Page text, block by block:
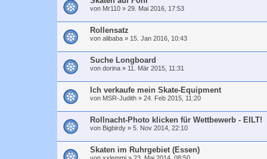
von Mr110 » 29. Mai 2016, 17:53
Rollensatz
von alibaba » 15. Jan 2016, 10:43
Suche Longboard
von dorina » 11. Mär 2015, 11:31
Ich verkaufe mein Skate-Equipment
von MSR-Judith » 24. Feb 2015, 11:20
Rollnacht-Photo klicken für Wettbewerb - EILT!
von Bigbirdy » 5. Nov 2014, 22:10
Skaten im Ruhrgebiet (Essen)